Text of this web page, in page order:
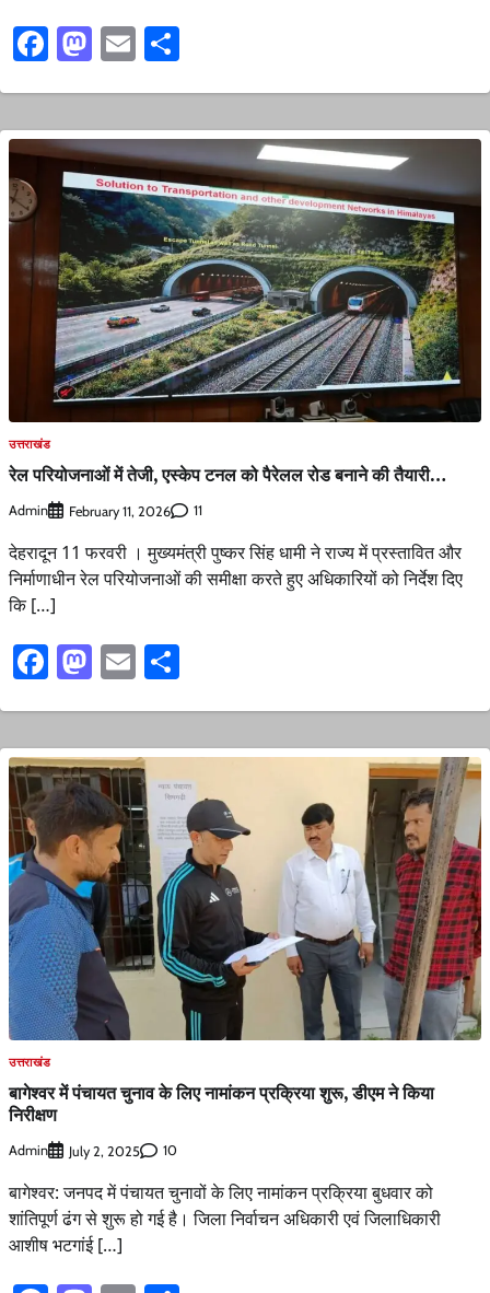
Facebook
Mastodon
Email
उत्तराखंड
रेल परियोजनाओं में तेजी, एस्केप टनल को पैरेलल रोड बनाने की तैयारी…
Admin February 11, 2026 11
देहरादून 11 फरवरी । मुख्यमंत्री पुष्कर सिंह धामी ने राज्य में प्रस्तावित और
निर्माणाधीन रेल परियोजनाओं की समीक्षा करते हुए अधिकारियों को निर्देश दिए
कि […]
Facebook
Mastodon
Email
उत्तराखंड
बागेश्वर में पंचायत चुनाव के लिए नामांकन प्रक्रिया शुरू, डीएम ने किया
निरीक्षण
Admin July 2, 2025 10
बागेश्वर: जनपद में पंचायत चुनावों के लिए नामांकन प्रक्रिया बुधवार को
शांतिपूर्ण ढंग से शुरू हो गई है। जिला निर्वाचन अधिकारी एवं जिलाधिकारी
आशीष भटगांई […]